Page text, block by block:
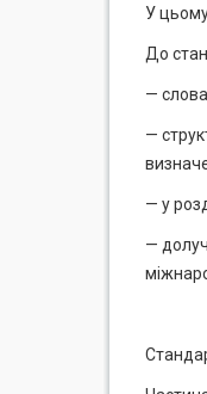
У
До
—
—
— у
—